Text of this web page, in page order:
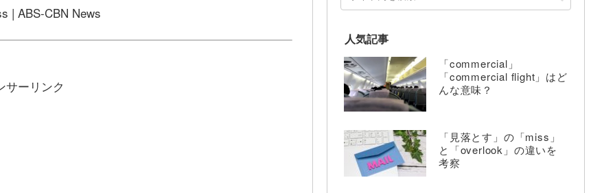
| ABS-CBN News
サーリンク
人気記事
「commercial」
「commercial flight」はど
んな意味？
「見落とす」の「miss」
と「overlook」の違いを
考察